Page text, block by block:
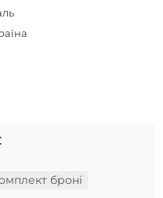
броні